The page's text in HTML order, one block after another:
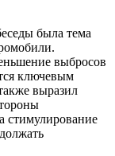
была тема
выбросов
ключевым
выразил
стимулирование